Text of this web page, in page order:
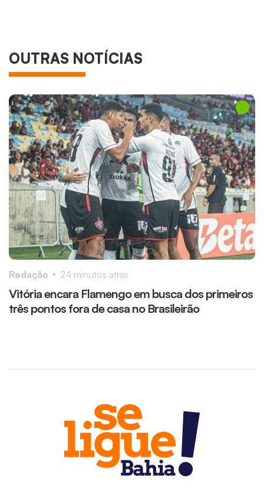
OUTRAS NOTÍCIAS
Vitória encara Flamengo em busca dos primeiros
três pontos fora de casa no Brasileirão
Redação 24 minutos atrás